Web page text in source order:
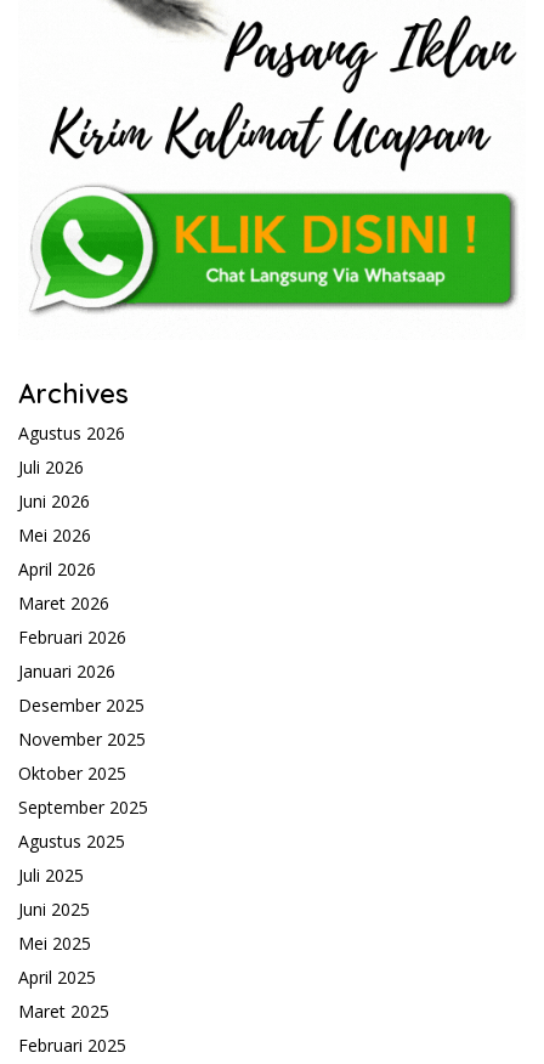
Archives
Agustus 2026
Juli 2026
Juni 2026
Mei 2026
April 2026
Maret 2026
Februari 2026
Januari 2026
Desember 2025
November 2025
Oktober 2025
September 2025
Agustus 2025
Juli 2025
Juni 2025
Mei 2025
April 2025
Maret 2025
Februari 2025